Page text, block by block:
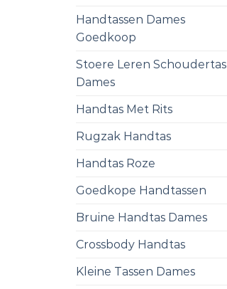
Handtassen Dames
Goedkoop
Stoere Leren Schoudertas
Dames
Handtas Met Rits
Rugzak Handtas
Handtas Roze
Goedkope Handtassen
Bruine Handtas Dames
Crossbody Handtas
Kleine Tassen Dames